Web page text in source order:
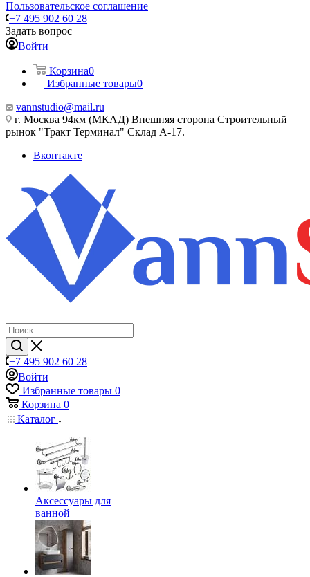
Пользовательское соглашение
+7 495 902 60 28
Задать вопрос
Войти
Корзина0
Избранные товары0
vannstudio@mail.ru
г. Москва 94км (МКАД) Внешняя сторона Строительный
рынок "Тракт Терминал" Склад А-17.
Вконтакте
+7 495 902 60 28
Войти
Избранные товары 0
Корзина 0
Каталог
Аксессуары для
ванной